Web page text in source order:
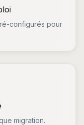
configurés pour
migration.